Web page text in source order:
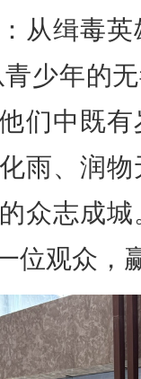
从缉毒
少年的
中既有
雨、润
众志成
位观众，